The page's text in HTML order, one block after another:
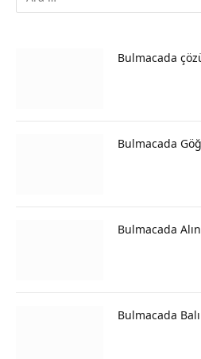
Bulmacada
Bulmacada
Bulmacada
Bulmacada